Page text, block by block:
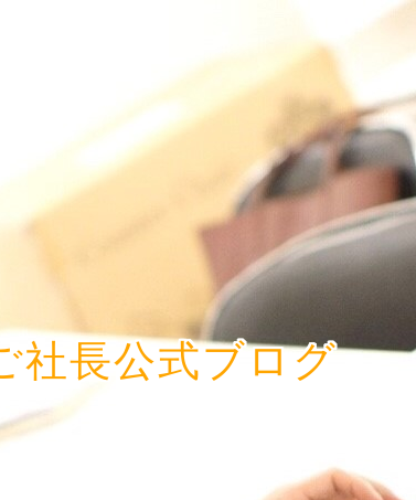
社長公式ブログ